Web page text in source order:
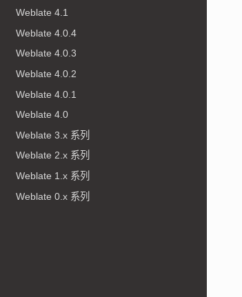
Weblate 4.1
Weblate 4.0.4
Weblate 4.0.3
Weblate 4.0.2
Weblate 4.0.1
Weblate 4.0
Weblate 3.x 系列
Weblate 2.x 系列
Weblate 1.x 系列
Weblate 0.x 系列